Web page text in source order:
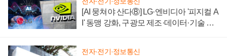
[AI 뭉쳐야 산다⑧] LG·엔비디아 '피지컬 A
I' 동맹 강화, 구광모 제조·데이터·기술 결
전자·전기·정보통신